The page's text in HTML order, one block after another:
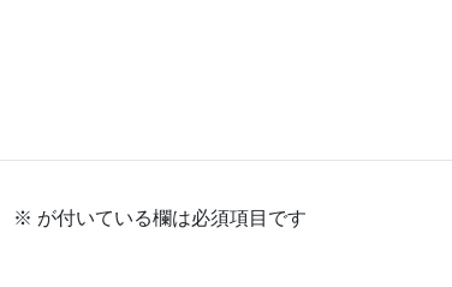
※ が付いている欄は必須項目です